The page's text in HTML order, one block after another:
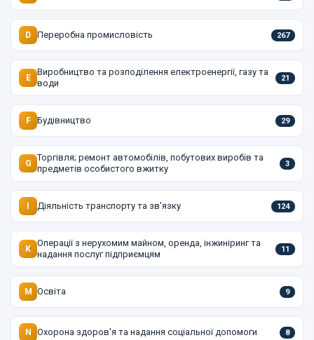
D Переробна промисловість 267
E
Виробництво та розподілення електроенергії, газу та
води
21
F Будівництво 29
G
Торгівля; ремонт автомобілів, побутових виробів та
предметів особистого вжитку
3
I Діяльність транспорту та зв'язку 124
K
Операції з нерухомим майном, оренда, інжиніринг та
надання послуг підприємцям
11
M Освіта 9
N Охорона здоров'я та надання соціальної допомоги 8